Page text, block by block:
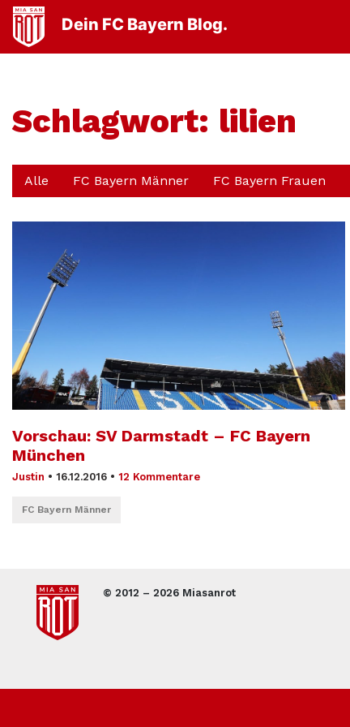
Dein FC Bayern Blog.
Schlagwort: lilien
Alle FC Bayern Männer FC Bayern Frauen
Vorschau: SV Darmstadt – FC Bayern
München
Justin • 16.12.2016 • 12 Kommentare
FC Bayern Männer
© 2012 – 2026 Miasanrot